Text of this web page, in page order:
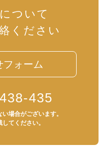
ついて
ください
フォーム
435
場合がございます。
てください。